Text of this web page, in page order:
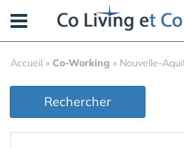
Accueil » Co-Working » Nouvelle-
Rechercher
Panneau de gestion des cookies